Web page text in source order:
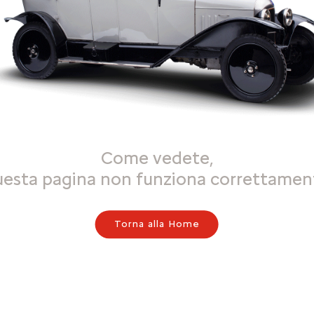
Come vedete,
pagina non funziona
Torna alla Home